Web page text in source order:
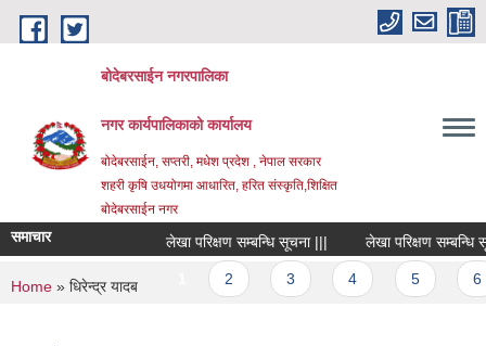
Skip to main content
बोदेबरसाईन नगरपालिका
नगर कार्यपालिकाको कार्यालय
बोदेबरसाईन, सप्तरी, मधेश प्रदेश , नेपाल सरकार
शहरी कृषि उधयोगमा आधारित, हरित संस्कृति,शिक्षित
बोदेबरसाईन नगर
समाचार लेखा परिक्षण सम्बन्धि सूचना ||| लेखा परिक्षण सम्बन्धि
Pages
You are here
Home » धिरेन्द्र यादब